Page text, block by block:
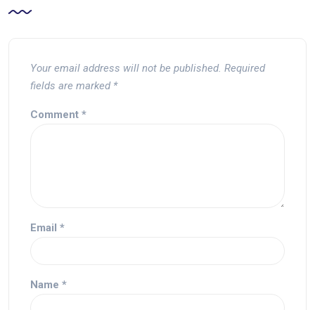
Your email address will not be published. Required
fields are marked *
Comment *
Email *
Name *